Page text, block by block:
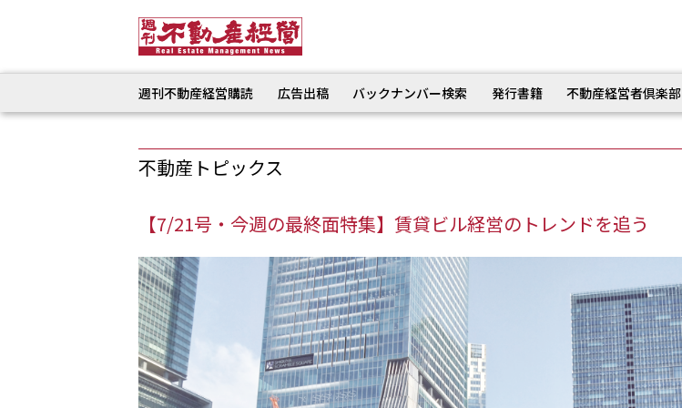
週刊不動産経営購読 広告出稿 バックナンバー検索 発行書籍 不動産経営者倶楽部
不動産トピックス
【7/21号・今週の最終面特集】賃貸ビル経営のトレンドを追う